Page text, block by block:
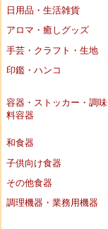
日用品・生活雑貨
アロマ・癒しグッズ
手芸・クラフト・生地
印鑑・ハンコ
容器・ストッカー・調味
料容器
和食器
子供向け食器
その他食器
調理機器・業務用機器